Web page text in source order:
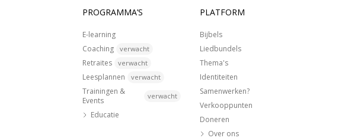
PROGRAMMA’S
E-learning
Coaching
verwacht
Retraites verwacht
Leesplannen verwacht
Trainingen &
Events
verwacht
Educatie
PLATFORM
Bijbels
Liedbundels
Thema's
Identiteiten
Samenwerken?
Verkooppunten
Doneren
Over ons